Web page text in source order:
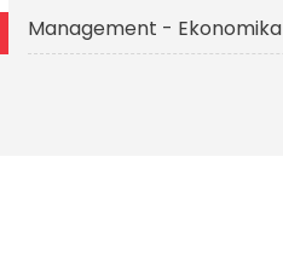
Management - Ekonomika